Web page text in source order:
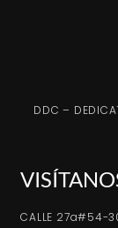
DDC –
CALLE 27a#54-